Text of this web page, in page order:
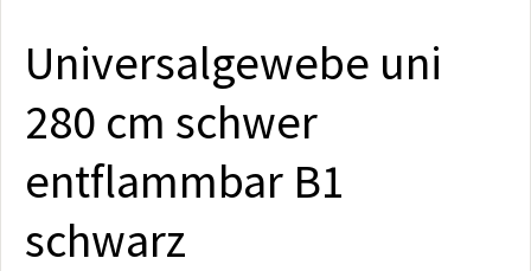
Universalgewebe uni
280 cm schwer
entflammbar B1
schwarz